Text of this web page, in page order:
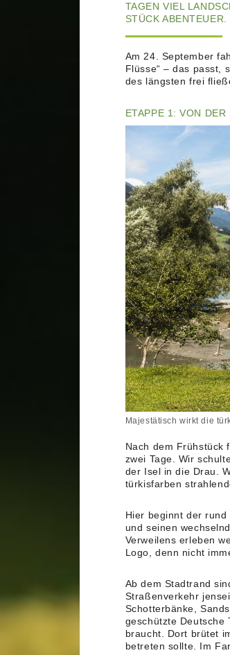
TAGEN VIEL
TÜCK ABENTEUER.
Am 24. September
Flüsse“ – das passt,
des längsten frei
ETAPPE 1: VON
Majestätisch wirkt die
Nach dem Frühstück
zwei Tage. Wir
der Isel in die Drau.
türkisfarben
Hier beginnt der
und seinen
Verweilens erleben
Logo, denn nicht
Ab dem Stadtrand
Straßenverkehr
Schotterbänke,
geschützte Deutsche
braucht. Dort brütet
betreten sollte. Im